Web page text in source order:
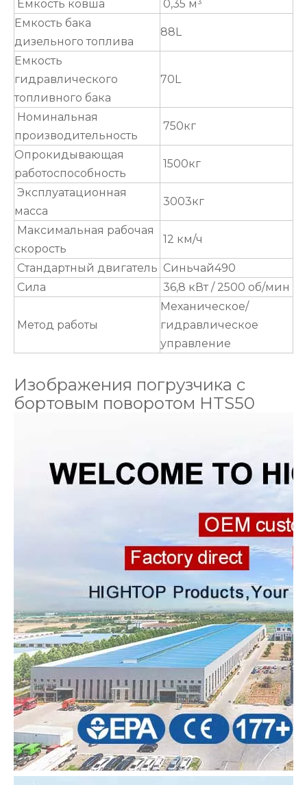
Емкость ковша
0,35 м³
Емкость бака
дизельного топлива
88L
Емкость
гидравлического
топливного бака
70L
Номинальная
производительность
750кг
Опрокидывающая
работоспособность
1500кг
Эксплуатационная
масса
3003кг
Максимальная рабочая
скорость
12 км/ч
Стандартный двигатель Синьчай490
Сила
36,8 кВт / 2500 об/мин
Метод работы
Механическое/
гидравлическое
управление
Изображения погрузчика с
бортовым поворотом HTS50